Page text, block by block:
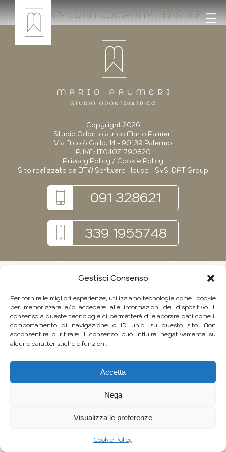
Gestisci Consenso
Per fornire le migliori esperienze, utilizziamo tecnologie come i cookie
per memorizzare e/o accedere alle informazioni del dispositivo. Il
consenso a queste tecnologie ci permetterà di elaborare dati come il
comportamento di navigazione o ID unici su questo sito. Non
acconsentire o ritirare il consenso può influire negativamente su
alcune caratteristiche e funzioni.
Accetta
Nega
Visualizza le preferenze
Cookie Policy
PAYDAY LOAN COMPANY NEAR ME
Copyright 2026
Studio Odontoiatrico Mario Palmeri
Via Nicolò Gallo, 14 - 90139 Palermo
P. IVA: IT04071790820
Privacy Policy / Cookie Policy
Sito realizzato da BTW Software House - SYS-DAT Group
091 328621
339 1955748